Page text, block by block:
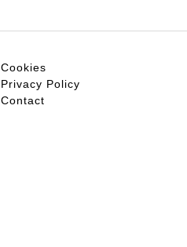
Cookies
Privacy Policy
Contact